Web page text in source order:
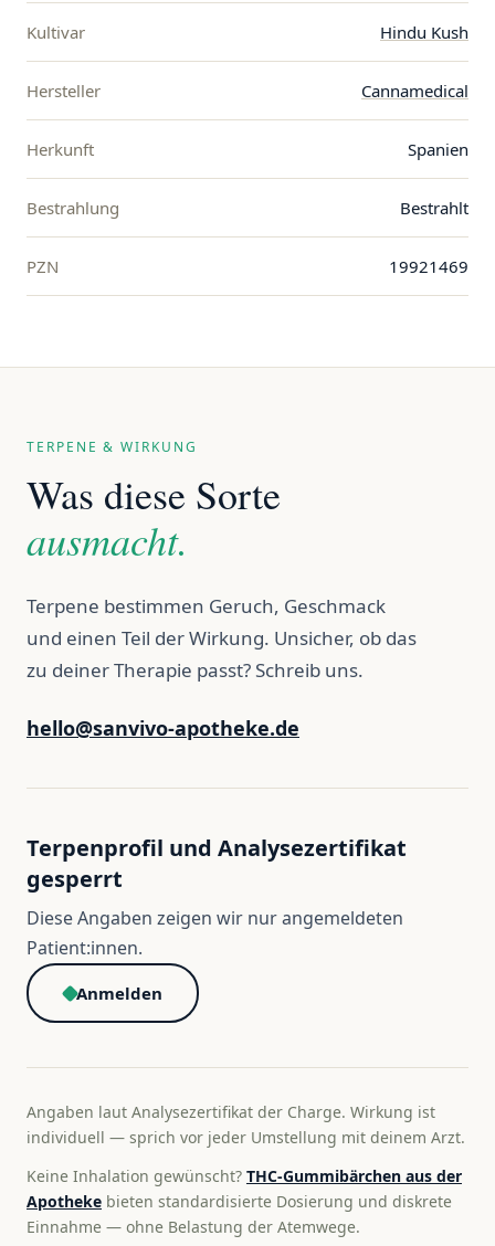
Kultivar Hindu Kush
Hersteller Cannamedical
Herkunft Spanien
Bestrahlung Bestrahlt
PZN 19921469
TERPENE & WIRKUNG
Was diese Sorte
ausmacht.
Terpene bestimmen Geruch, Geschmack
und einen Teil der Wirkung. Unsicher, ob das
zu deiner Therapie passt? Schreib uns.
hello@sanvivo-apotheke.de
Terpenprofil und Analysezertifikat
gesperrt
Diese Angaben zeigen wir nur angemeldeten
Patient:innen.
Anmelden
Angaben laut Analysezertifikat der Charge. Wirkung ist
individuell — sprich vor jeder Umstellung mit deinem Arzt.
Keine Inhalation gewünscht? THC-Gummibärchen aus der
Apotheke bieten standardisierte Dosierung und diskrete
Einnahme — ohne Belastung der Atemwege.